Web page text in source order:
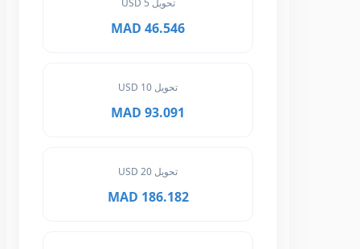
تحويل 5 USD
46.546 MAD
93.091 MAD
186.182 MAD